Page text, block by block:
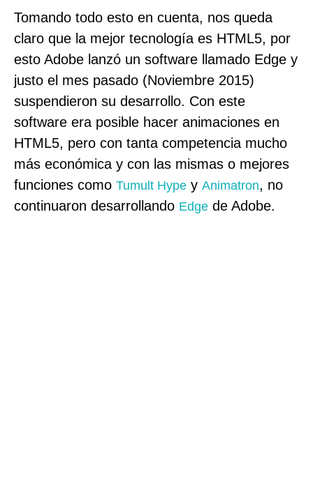
Tomando todo esto en cuenta, nos queda
claro que la mejor tecnología es HTML5, por
esto Adobe lanzó un software llamado Edge y
justo el mes pasado (Noviembre 2015)
suspendieron su desarrollo. Con este
software era posible hacer animaciones en
HTML5, pero con tanta competencia mucho
más económica y con las mismas o mejores
funciones como Tumult Hype y Animatron, no
continuaron desarrollando Edge de Adobe.